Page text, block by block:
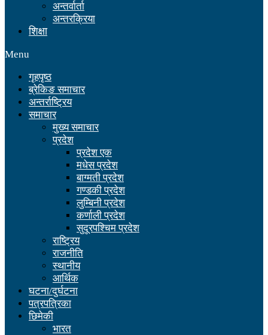
अन्तर्वार्ता
अन्तरक्रिया
शिक्षा
Menu
गृहपृष्ठ
ब्रेकिङ समाचार
अन्तर्राष्ट्रिय
समाचार
मुख्य समाचार
प्रदेश
प्रदेश एक
मधेस प्रदेश
बाग्मती प्रदेश
गण्डकी प्रदेश
लुम्बिनी प्रदेश
कर्णाली प्रदेश
सुदूरपश्चिम प्रदेश
राष्ट्रिय
राजनीति
स्थानीय
आर्थिक
घटना/दुर्घटना
पत्रपत्रिका
छिमेकी
भारत